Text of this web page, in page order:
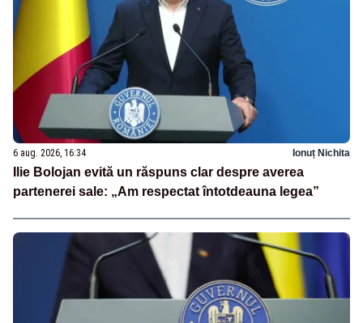
6 aug. 2026, 16:34 Ionuț Nichita
Ilie Bolojan evită un răspuns clar despre averea
partenerei sale: „Am respectat întotdeauna legea”